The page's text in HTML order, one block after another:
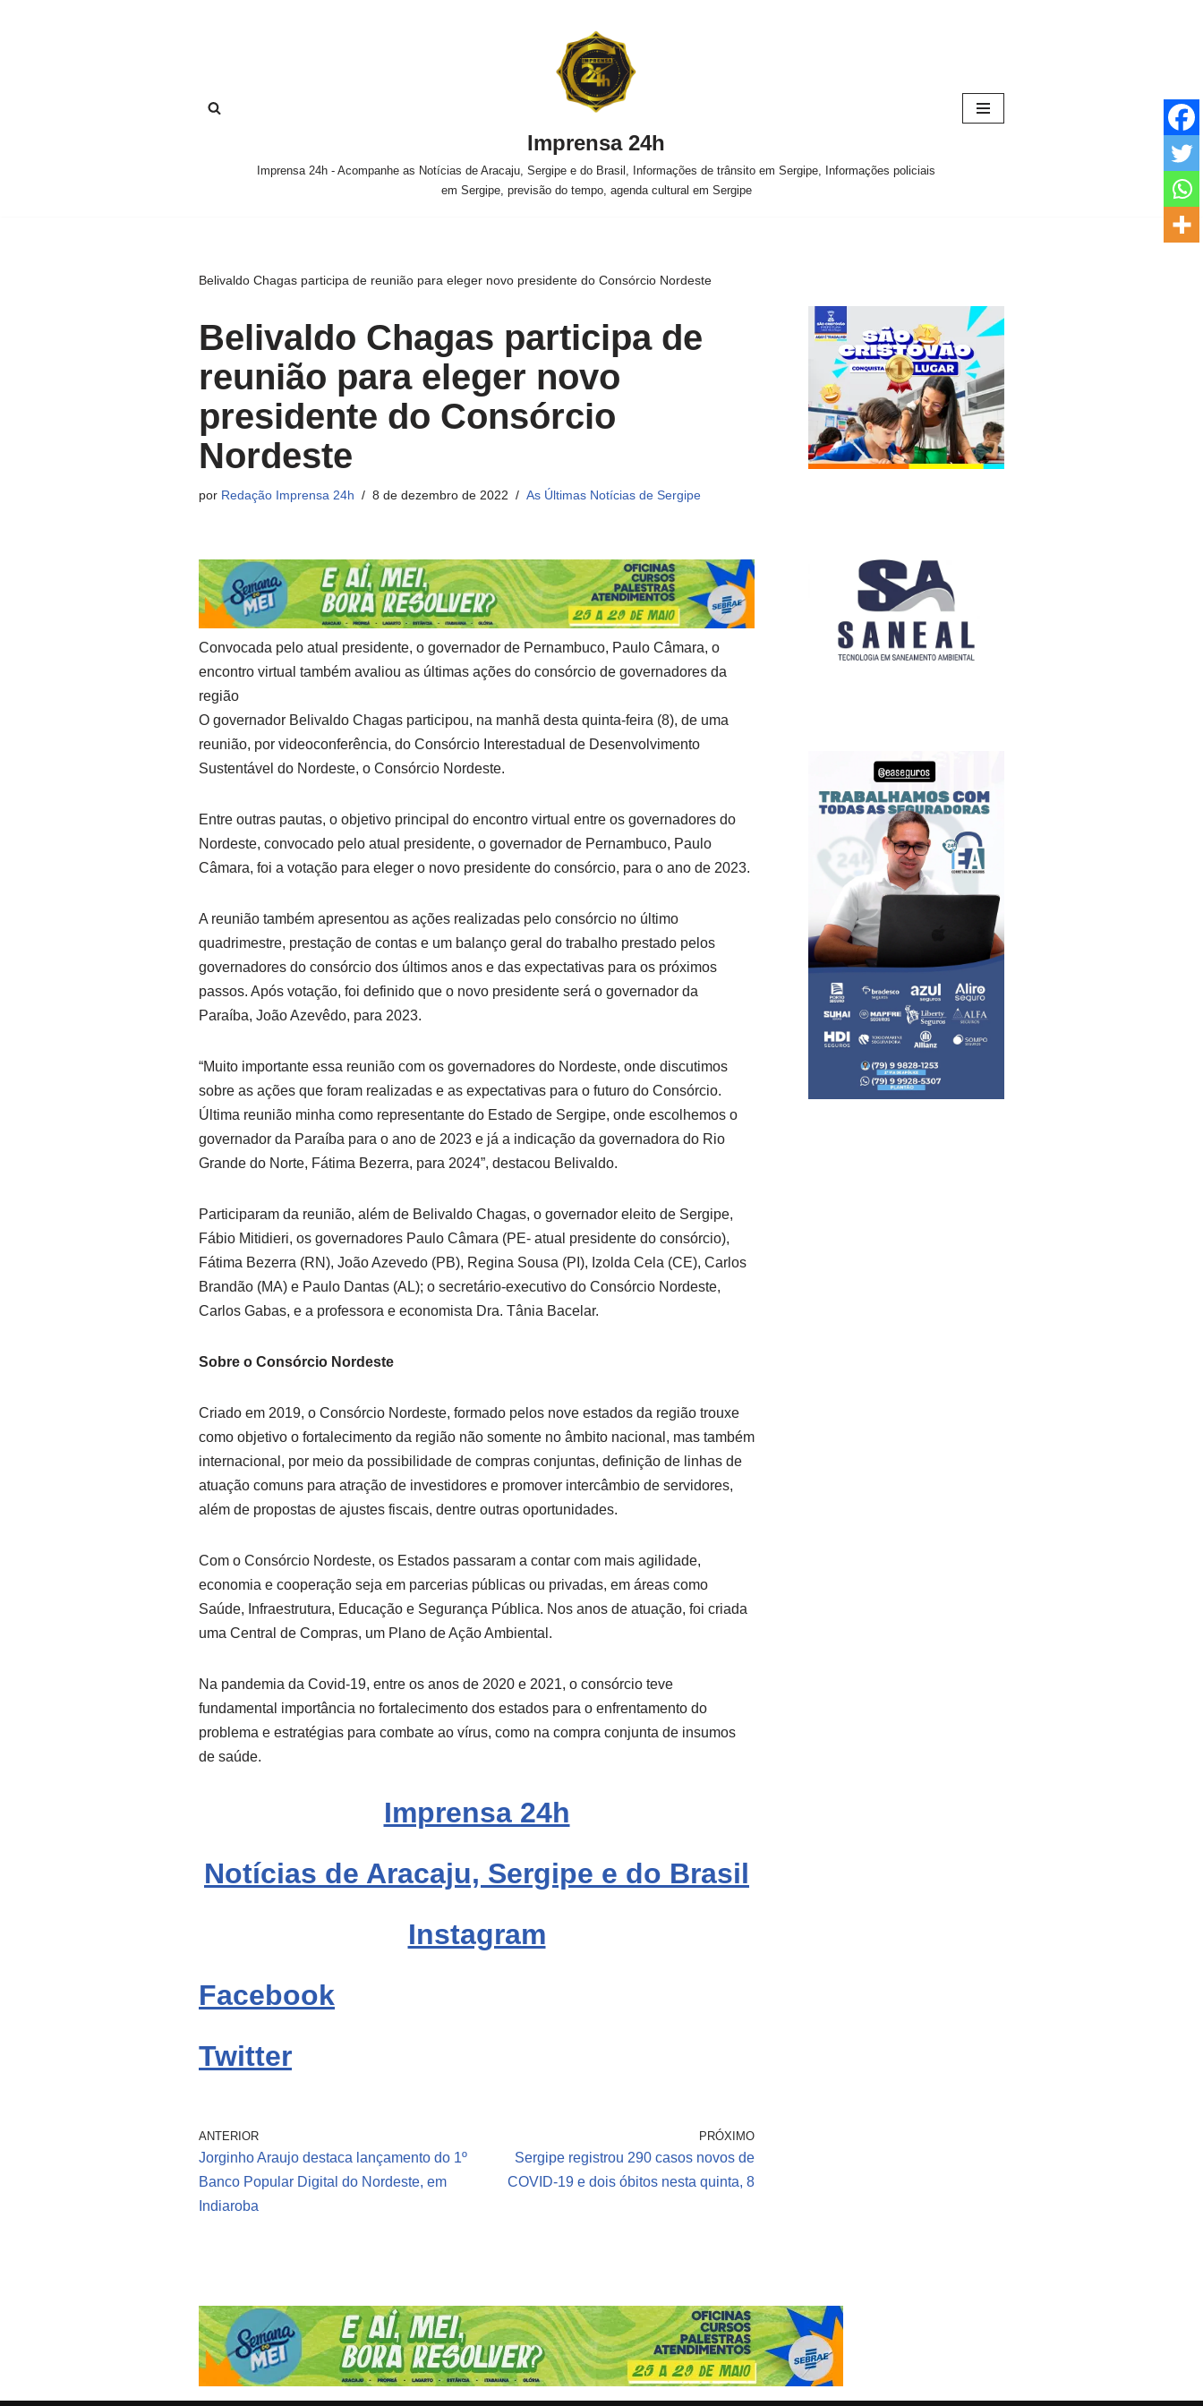
Imprensa 24h
Imprensa 24h - Acompanhe as Notícias de Aracaju, Sergipe e do Brasil, Informações de trânsito em Sergipe, Informações policiais
em Sergipe, previsão do tempo, agenda cultural em Sergipe
Belivaldo Chagas participa de reunião para eleger novo presidente do Consórcio Nordeste
Belivaldo Chagas participa de
reunião para eleger novo
presidente do Consórcio
Nordeste
por Redação Imprensa 24h 8 de dezembro de 2022 As Últimas Notícias de Sergipe
Convocada pelo atual presidente, o governador de Pernambuco, Paulo Câmara, o
encontro virtual também avaliou as últimas ações do consórcio de governadores da
região
O governador Belivaldo Chagas participou, na manhã desta quinta-feira (8), de uma
reunião, por videoconferência, do Consórcio Interestadual de Desenvolvimento
Sustentável do Nordeste, o Consórcio Nordeste.
Entre outras pautas, o objetivo principal do encontro virtual entre os governadores do
Nordeste, convocado pelo atual presidente, o governador de Pernambuco, Paulo
Câmara, foi a votação para eleger o novo presidente do consórcio, para o ano de 2023.
A reunião também apresentou as ações realizadas pelo consórcio no último
quadrimestre, prestação de contas e um balanço geral do trabalho prestado pelos
governadores do consórcio dos últimos anos e das expectativas para os próximos
passos. Após votação, foi definido que o novo presidente será o governador da
Paraíba, João Azevêdo, para 2023.
“Muito importante essa reunião com os governadores do Nordeste, onde discutimos
sobre as ações que foram realizadas e as expectativas para o futuro do Consórcio.
Última reunião minha como representante do Estado de Sergipe, onde escolhemos o
governador da Paraíba para o ano de 2023 e já a indicação da governadora do Rio
Grande do Norte, Fátima Bezerra, para 2024”, destacou Belivaldo.
Participaram da reunião, além de Belivaldo Chagas, o governador eleito de Sergipe,
Fábio Mitidieri, os governadores Paulo Câmara (PE- atual presidente do consórcio),
Fátima Bezerra (RN), João Azevedo (PB), Regina Sousa (PI), Izolda Cela (CE), Carlos
Brandão (MA) e Paulo Dantas (AL); o secretário-executivo do Consórcio Nordeste,
Carlos Gabas, e a professora e economista Dra. Tânia Bacelar.
Sobre o Consórcio Nordeste
Criado em 2019, o Consórcio Nordeste, formado pelos nove estados da região trouxe
como objetivo o fortalecimento da região não somente no âmbito nacional, mas também
internacional, por meio da possibilidade de compras conjuntas, definição de linhas de
atuação comuns para atração de investidores e promover intercâmbio de servidores,
além de propostas de ajustes fiscais, dentre outras oportunidades.
Com o Consórcio Nordeste, os Estados passaram a contar com mais agilidade,
economia e cooperação seja em parcerias públicas ou privadas, em áreas como
Saúde, Infraestrutura, Educação e Segurança Pública. Nos anos de atuação, foi criada
uma Central de Compras, um Plano de Ação Ambiental.
Na pandemia da Covid-19, entre os anos de 2020 e 2021, o consórcio teve
fundamental importância no fortalecimento dos estados para o enfrentamento do
problema e estratégias para combate ao vírus, como na compra conjunta de insumos
de saúde.
Imprensa 24h
Notícias de Aracaju, Sergipe e do Brasil
Instagram
Facebook
Twitter
ANTERIOR
Jorginho Araujo destaca lançamento do 1º
Banco Popular Digital do Nordeste, em
Indiaroba
PRÓXIMO
Sergipe registrou 290 casos novos de
COVID-19 e dois óbitos nesta quinta, 8